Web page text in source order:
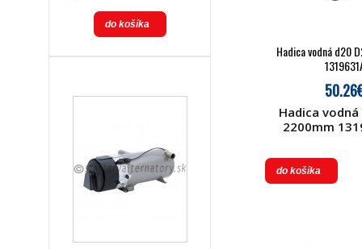
do košíka
Hadica vodná d20
Hadica vodná
2200mm
do košíka